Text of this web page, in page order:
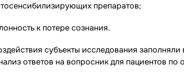
препаратов;
к потере сознания.
субъекты исследования
ответов на вопросник для пациентов